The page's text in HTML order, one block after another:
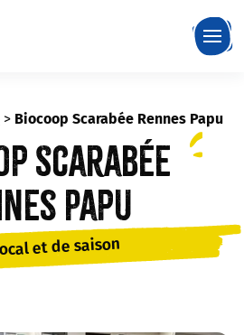
> Biocoop Scarabée Rennes Papu
Scarabée
Papu
et de saison